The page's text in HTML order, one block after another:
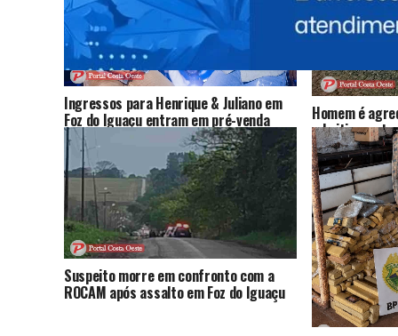
Ingressos para Henrique & Juliano em
Foz do Iguaçu entram em pré-venda
nesta sexta; show será em outubro
Homem é
admitir que
por drogas
Suspeito morre em confronto com a
ROCAM após assalto em Foz do Iguaçu